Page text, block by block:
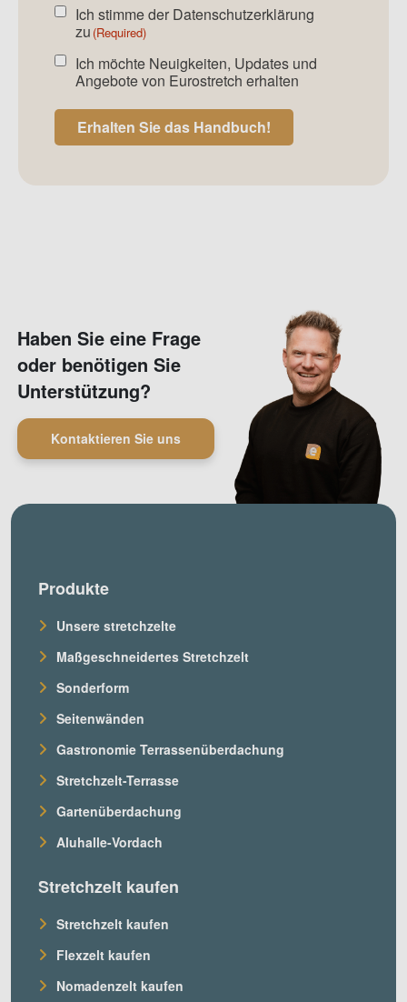
Einverstanden
Newsletter(Required)
Ich stimme der Datenschutzerklärung
zu (Required)
Einverstanden
Newsletter
Ich möchte Neuigkeiten, Updates und
Angebote von Eurostretch erhalten
Erhalten Sie das Handbuch!
Haben Sie eine Frage
oder benötigen Sie
Unterstützung?
Kontaktieren Sie uns
Produkte
Unsere stretchzelte
Maßgeschneidertes Stretchzelt
Sonderform
Seitenwänden
Gastronomie Terrassenüberdachung
Stretchzelt-Terrasse
Gartenüberdachung
Aluhalle-Vordach
Stretchzelt kaufen
Stretchzelt kaufen
Flexzelt kaufen
Nomadenzelt kaufen